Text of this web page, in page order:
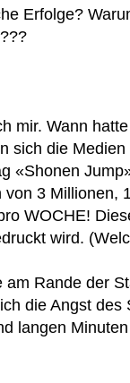
Erfolge?
mir. Wann
sich die
«Shonen
3
WOCHE!
wird.
Rande der
die Angst
langen